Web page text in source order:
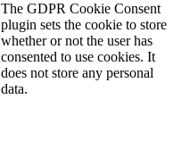
The GDPR Cookie Consent
plugin sets the cookie to store
whether or not the user has
consented to use cookies. It
does not store any personal
data.